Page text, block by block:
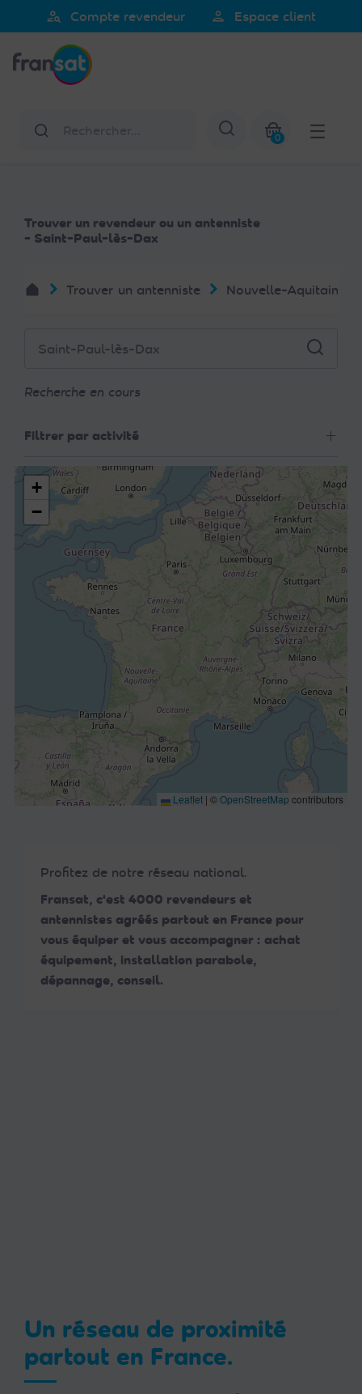
noter
Ce
comprend
person_search Compte revendeur person Espace client
Afficher la
0
Trouver un revendeur ou un antenniste
- Saint-Paul-lès-Dax
Trouver un antenniste Nouvelle-Aquitaine
Recherche en cours
Filtrer par activité
Profitez de notre réseau national.
Fransat, c'est 4000 revendeurs et
antennistes agréés partout en France pour
vous équiper et vous accompagner : achat
équipement, installation parabole,
dépannage, conseil.
+
−
Leaflet | ©OpenStreetMap contributors
Un réseau de proximité
partout en France.